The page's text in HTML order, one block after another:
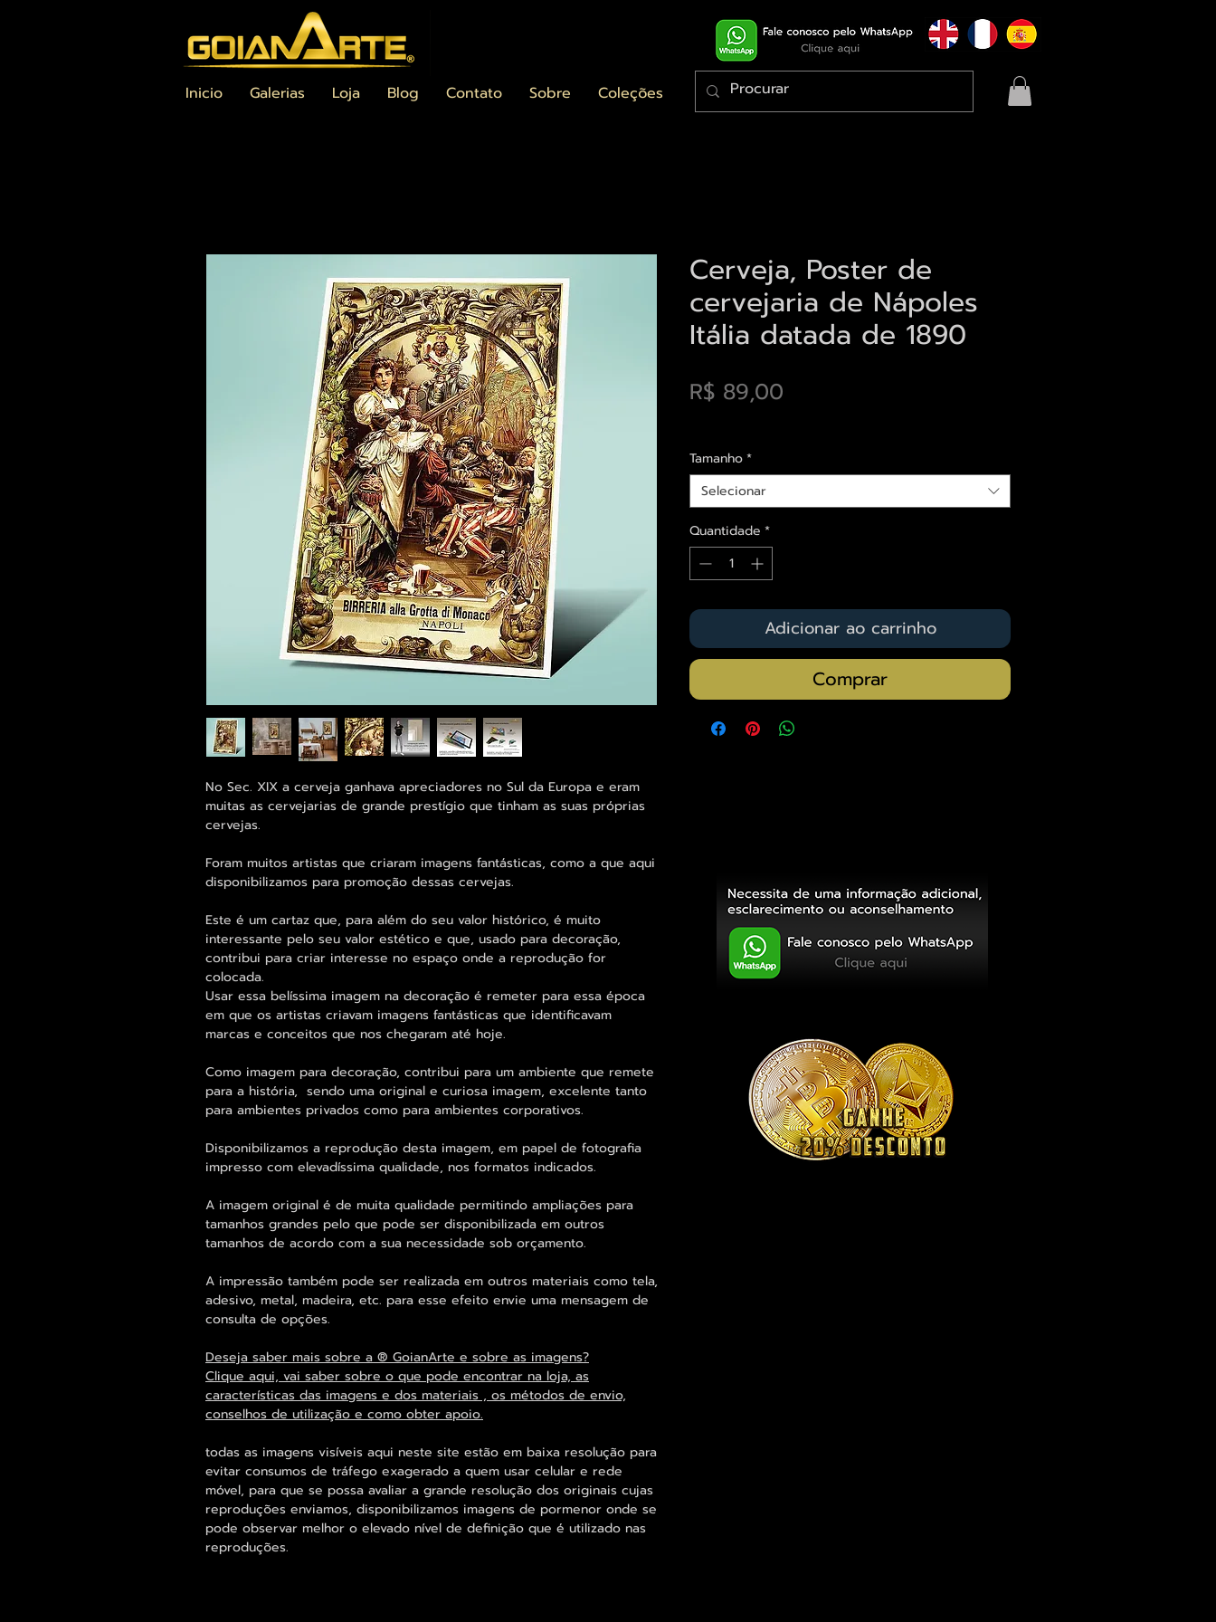
Inicio Galerias Loja Blog Contato Sobre Coleções
No Sec. XIX a cerveja ganhava apreciadores no Sul da Europa e eram
muitas as cervejarias de grande prestígio que tinham as suas próprias
cervejas.
Foram muitos artistas que criaram imagens fantásticas, como a que aqui
disponibilizamos para promoção dessas cervejas.
Este é um cartaz que, para além do seu valor histórico, é muito
interessante pelo seu valor estético e que, usado para decoração,
contribui para criar interesse no espaço onde a reprodução for
colocada.
Usar essa belíssima imagem na decoração é remeter para essa época
em que os artistas criavam imagens fantásticas que identificavam
marcas e conceitos que nos chegaram até hoje.
Como imagem para decoração, contribui para um ambiente que remete
para a história, sendo uma original e curiosa imagem, excelente tanto
para ambientes privados como para ambientes corporativos.
Disponibilizamos a reprodução desta imagem, em papel de fotografia
impresso com elevadíssima qualidade, nos formatos indicados.
A imagem original é de muita qualidade permitindo ampliações para
tamanhos grandes pelo que pode ser disponibilizada em outros
tamanhos de acordo com a sua necessidade sob orçamento.
A impressão também pode ser realizada em outros materiais como tela,
adesivo, metal, madeira, etc. para esse efeito envie uma mensagem de
consulta de opções.
Deseja saber mais sobre a ® GoianArte e sobre as imagens?
Clique aqui, vai saber sobre o que pode encontrar na loja, as
características das imagens e dos materiais , os métodos de envio,
conselhos de utilização e como obter apoio.
todas as imagens visíveis aqui neste site estão em baixa resolução para
evitar consumos de tráfego exagerado a quem usar celular e rede
móvel, para que se possa avaliar a grande resolução dos originais cujas
reproduções enviamos, disponibilizamos imagens de pormenor onde se
pode observar melhor o elevado nível de definição que é utilizado nas
reproduções.
Cerveja, Poster de
cervejaria de Nápoles
Itália datada de 1890
R$ 89,00
Tamanho*
Selecionar
Quantidade *
Adicionar ao carrinho
Comprar